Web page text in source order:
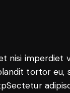
nisi imperdiet
tortor